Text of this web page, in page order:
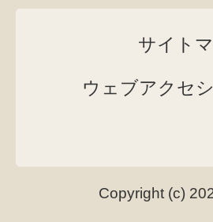
サイト
ウェブアクセ
Copyright (c)